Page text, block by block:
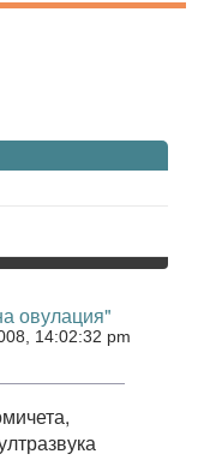
овулация"
14:02:32 pm